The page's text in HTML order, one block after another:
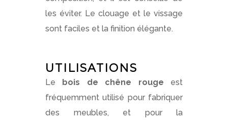
les éviter. Le clouage et le vissage
sont faciles et la finition élégante.
UTILISATIONS
Le bois de chêne rouge est
fréquemment utilisé pour fabriquer
des meubles, et pour la